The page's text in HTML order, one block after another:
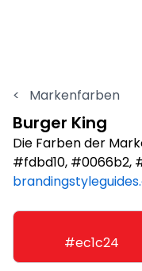
< Markenfarben
Burger King
Die Farben der
#fdbd10, #0066b2,
#ec1c24